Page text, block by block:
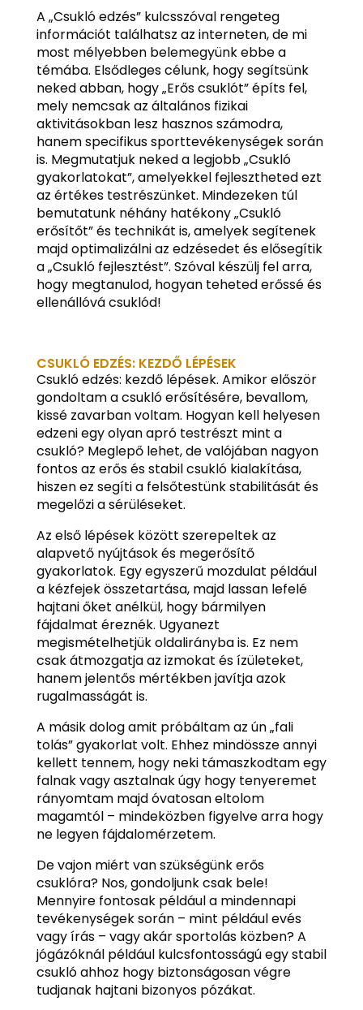
A „Csukló edzés” kulcsszóval rengeteg
információt találhatsz az interneten, de mi
most mélyebben belemegyünk ebbe a
témába. Elsődleges célunk, hogy segítsünk
neked abban, hogy „Erős csuklót” építs fel,
mely nemcsak az általános fizikai
aktivitásokban lesz hasznos számodra,
hanem specifikus sporttevékenységek során
is. Megmutatjuk neked a legjobb „Csukló
gyakorlatokat”, amelyekkel fejlesztheted ezt
az értékes testrészünket. Mindezeken túl
bemutatunk néhány hatékony „Csukló
erősítőt” és technikát is, amelyek segítenek
majd optimalizálni az edzésedet és elősegítik
a „Csukló fejlesztést”. Szóval készülj fel arra,
hogy megtanulod, hogyan teheted erőssé és
ellenállóvá csuklód!
CSUKLÓ EDZÉS: KEZDŐ LÉPÉSEK
Csukló edzés: kezdő lépések. Amikor először
gondoltam a csukló erősítésére, bevallom,
kissé zavarban voltam. Hogyan kell helyesen
edzeni egy olyan apró testrészt mint a
csukló? Meglepő lehet, de valójában nagyon
fontos az erős és stabil csukló kialakítása,
hiszen ez segíti a felsőtestünk stabilitását és
megelőzi a sérüléseket.
Az első lépések között szerepeltek az
alapvető nyújtások és megerősítő
gyakorlatok. Egy egyszerű mozdulat például
a kézfejek összetartása, majd lassan lefelé
hajtani őket anélkül, hogy bármilyen
fájdalmat éreznék. Ugyanezt
megismételhetjük oldalirányba is. Ez nem
csak átmozgatja az izmokat és ízületeket,
hanem jelentős mértékben javítja azok
rugalmasságát is.
A másik dolog amit próbáltam az ún „fali
tolás” gyakorlat volt. Ehhez mindössze annyi
kellett tennem, hogy neki támaszkodtam egy
falnak vagy asztalnak úgy hogy tenyeremet
rányomtam majd óvatosan eltolom
magamtól – mindeközben figyelve arra hogy
ne legyen fájdalomérzetem.
De vajon miért van szükségünk erős
csuklóra? Nos, gondoljunk csak bele!
Mennyire fontosak például a mindennapi
tevékenységek során – mint például evés
vagy írás – vagy akár sportolás közben? A
jógázóknál például kulcsfontosságú egy stabil
csukló ahhoz hogy biztonságosan végre
tudjanak hajtani bizonyos pózákat.